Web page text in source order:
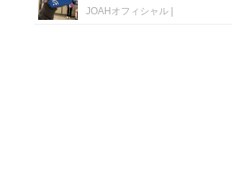
JOAHオフィシャル|